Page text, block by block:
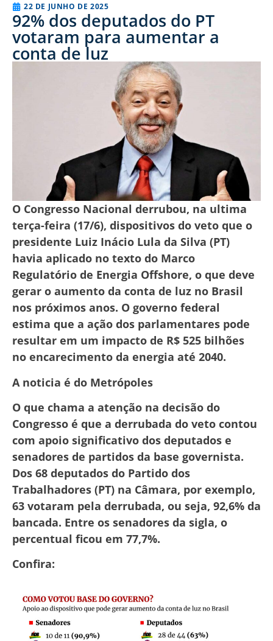
22 DE JUNHO DE 2025
92% dos deputados do PT
votaram para aumentar a
conta de luz
O Congresso Nacional derrubou, na ultima
terça-feira (17/6), dispositivos do veto que o
presidente Luiz Inácio Lula da Silva (PT)
havia aplicado no texto do Marco
Regulatório de Energia Offshore, o que deve
gerar o aumento da conta de luz no Brasil
nos próximos anos. O governo federal
estima que a ação dos parlamentares pode
resultar em um impacto de R$ 525 bilhões
no encarecimento da energia até 2040.
A noticia é do Metrópoles
O que chama a atenção na decisão do
Congresso é que a derrubada do veto contou
com apoio significativo dos deputados e
senadores de partidos da base governista.
Dos 68 deputados do Partido dos
Trabalhadores (PT) na Câmara, por exemplo,
63 votaram pela derrubada, ou seja, 92,6% da
bancada. Entre os senadores da sigla, o
percentual ficou em 77,7%.
Confira: